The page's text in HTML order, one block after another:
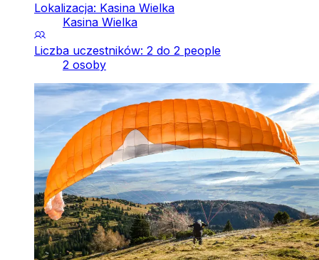
Lokalizacja: Kasina Wielka
Kasina Wielka
Liczba uczestników: 2 do 2 people
2 osoby